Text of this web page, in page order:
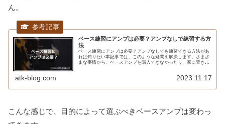
ん。
ベース練習にアンプは必要？アンプなしで練習する方
法
ベース練習にアンプは必要？アンプなしでも練習できる方法があ
れば知りたい本記事では、このような疑問を解決します。さまざ
まな事情から、ベースアンプを購入できなかったり、家に置きた
atk-blog.com 2023.11.17
こんな感じで、目的によって選ぶべきベースアンプは変わっ